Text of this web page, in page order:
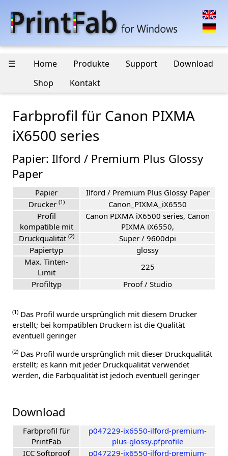
☰ Home Produkte Support
Download
Shop
Kontakt
Farbprofil für Canon PIXMA
iX6500 series
Papier: Ilford / Premium Plus Glossy
Paper
Papier
Ilford / Premium Plus Glossy Paper
Drucker (1)
Canon_PIXMA_iX6550
Profil
kompatible mit
Canon PIXMA iX6500 series, Canon
PIXMA iX6550,
Druckqualität (2)
Super / 9600dpi
Papiertyp
glossy
Max. Tinten-
Limit
225
Profiltyp
Proof / Studio
(1) Das Profil wurde ursprünglich mit diesem Drucker
erstellt; bei kompatiblen Druckern ist die Qualität
eventuell geringer
(2) Das Profil wurde ursprünglich mit dieser Druckqualität
erstellt; es kann mit jeder Druckqualität verwendet
werden, die Farbqualität ist jedoch eventuell geringer
Download
Farbprofil für
PrintFab
p047229-ix6550-ilford-premium-
plus-glossy.pfprofile
ICC Softproof
p047229-ix6550-ilford-premium-